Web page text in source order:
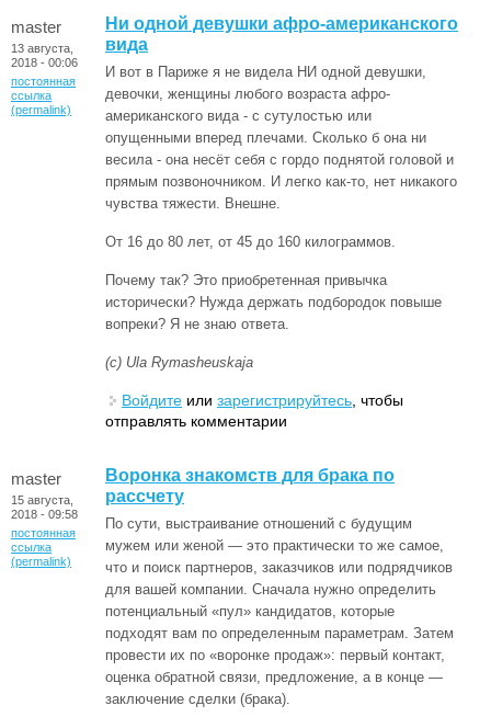
master
13 августа,
2018 - 00:06
постоянная
ссылка
(permalink)
Ни одной девушки афро-американского
вида
И вот в Париже я не видела НИ одной девушки,
девочки, женщины любого возраста афро-
американского вида - с сутулостью или
опущенными вперед плечами. Сколько б она ни
весила - она несёт себя с гордо поднятой головой и
прямым позвоночником. И легко как-то, нет никакого
чувства тяжести. Внешне.
От 16 до 80 лет, от 45 до 160 килограммов.
Почему так? Это приобретенная привычка
исторически? Нужда держать подбородок повыше
вопреки? Я не знаю ответа.
(с) Ula Rymasheuskaja
Войдите или зарегистрируйтесь , чтобы
отправлять комментарии
master
15 августа,
2018 - 09:58
постоянная
ссылка
(permalink)
Воронка знакомств для брака по
рассчету
По сути, выстраивание отношений с будущим
мужем или женой — это практически то же самое,
что и поиск партнеров, заказчиков или подрядчиков
для вашей компании. Сначала нужно определить
потенциальный «пул» кандидатов, которые
подходят вам по определенным параметрам. Затем
провести их по «воронке продаж»: первый контакт,
оценка обратной связи, предложение, а в конце —
заключение сделки (брака).